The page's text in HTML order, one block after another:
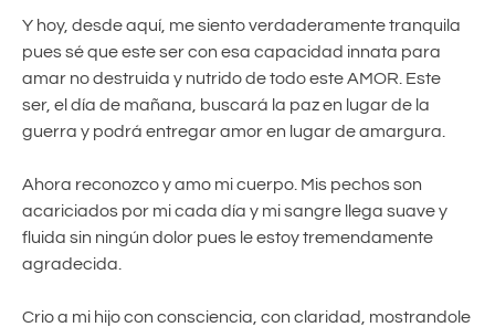
Y hoy, desde aquí, me siento verdaderamente tranquila
pues sé que este ser con esa capacidad innata para
amar no destruida y nutrido de todo este AMOR. Este
ser, el día de mañana, buscará la paz en lugar de la
guerra y podrá entregar amor en lugar de amargura.
Ahora reconozco y amo mi cuerpo. Mis pechos son
acariciados por mi cada día y mi sangre llega suave y
fluida sin ningún dolor pues le estoy tremendamente
agradecida.
Crio a mi hijo con consciencia, con claridad, mostrandole